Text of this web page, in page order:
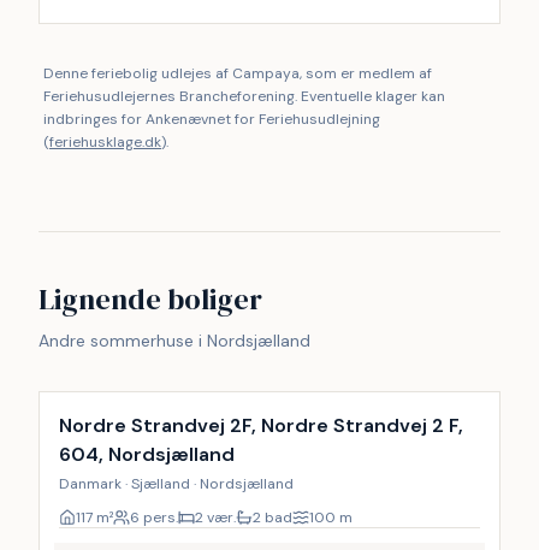
Denne feriebolig udlejes af Campaya, som er medlem af
Feriehusudlejernes Brancheforening. Eventuelle klager kan
indbringes for Ankenævnet for Feriehusudlejning
(feriehusklage.dk).
Lignende boliger
Andre sommerhuse i Nordsjælland
Nordre Strandvej 2F, Nordre Strandvej 2 F,
604, Nordsjælland
Danmark · Sjælland · Nordsjælland
117 m² 6 pers. 2 vær. 2 bad 100 m